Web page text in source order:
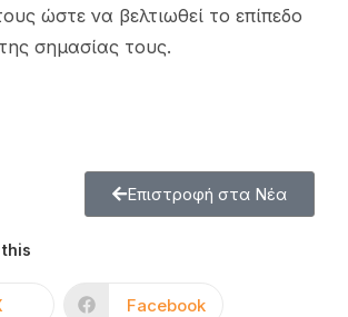
ώστε να βελτιωθεί το επίπεδο
σημασίας τους.
Επιστροφή στα Νέα
Facebook